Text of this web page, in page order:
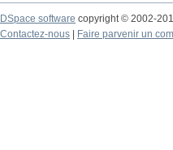
DSpace software copyright © 2002-
Contactez-nous
Faire parvenir un